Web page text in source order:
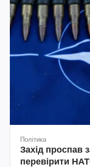
Політика
Захід проспав
перевірити